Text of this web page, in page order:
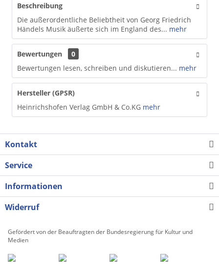
Beschreibung
Die außerordentliche Beliebtheit von Georg Friedrich
Händels Musik äußerte sich im England des... mehr
Bewertungen
0
Bewertungen lesen, schreiben und diskutieren... mehr
Hersteller (GPSR)
Heinrichshofen Verlag GmbH & Co.KG mehr
Kontakt
Service
Informationen
Widerruf
Gefördert von der Beauftragten der Bundesregierung für Kultur und
Medien